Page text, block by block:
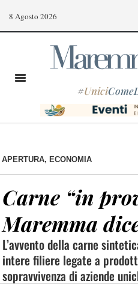
8 Agosto 2026
#Unici
APERTURA, ECONOMIA
Carne “in
Maremma
L’avvento della carne
intere filiere legate a
sopravvivenza di aziende